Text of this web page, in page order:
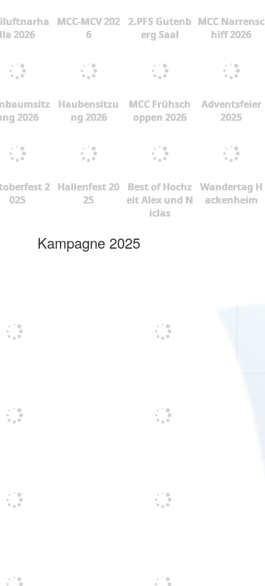
lla 2026
MCC-MCV 202
6
2.PFS Gutenb
erg Saal
MCC Narrensc
hiff 2026
2026
Haubensitzu
ng 2026
MCC Frühsch
oppen 2026
Adventsfeier
2025
2
025
Hallenfest 20
25
Best of Hochz
eit Alex und N
iclas
Wandertag H
ackenheim
Kampagne 2025